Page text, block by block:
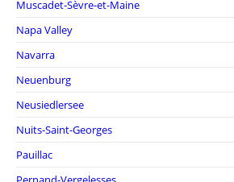
Muscadet-Sèvre-et-Maine
Napa Valley
Navarra
Neuenburg
Neusiedlersee
Nuits-Saint-Georges
Pauillac